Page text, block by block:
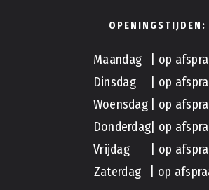
OPENINGSTIJDEN:
Maandag | op
Dinsdag | op
Woensdag | op
Donderdag| op
Vrijdag | op
Zaterdag | op